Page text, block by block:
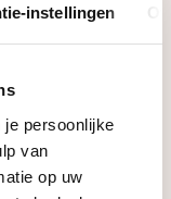
instellingen
persoonlijke
van
op uw
Innovatieprijs.
onder het ijs
dit jaar.
liggen.